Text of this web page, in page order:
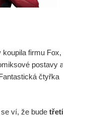
firmu Fox,
postavy a
čtyřka
ví, že bude třetí